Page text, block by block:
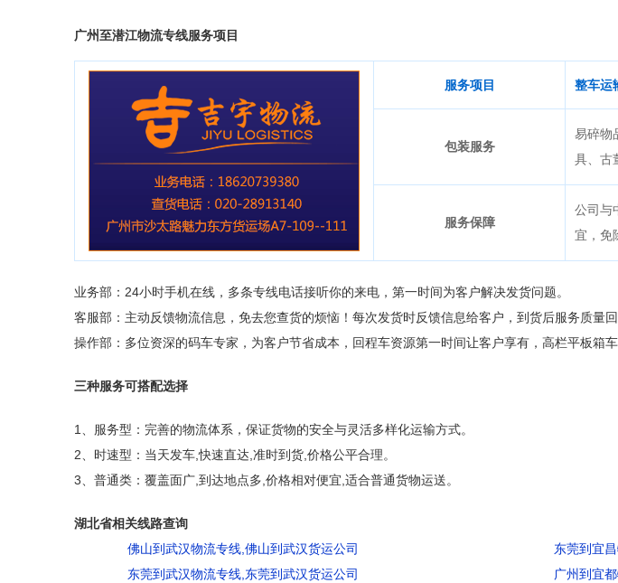
广州至潜江物流专线服务项目
服务项目 整车运
包装服务
易碎物
具、古
服务保障
公司与
宜，免
业务部：24小时手机在线，多条专线电话接听你的来电，第一时间为客户解决发货问题。
客服部：主动反馈物流信息，免去您查货的烦恼！每次发货时反馈信息给客户，到货后服务质量回
操作部：多位资深的码车专家，为客户节省成本，回程车资源第一时间让客户享有，高栏平板箱
三种服务可搭配选择
1、服务型：完善的物流体系，保证货物的安全与灵活多样化运输方式。
2、时速型：当天发车,快速直达,准时到货,价格公平合理。
3、普通类：覆盖面广,到达地点多,价格相对便宜,适合普通货物运送。
湖北省相关线路查询
佛山到武汉物流专线,佛山到武汉货运公司
东莞到宜
东莞到武汉物流专线,东莞到武汉货运公司
广州到宜